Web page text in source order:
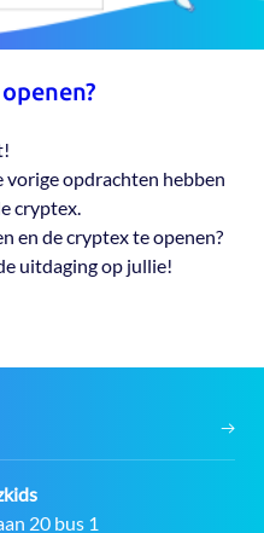
opdrachten hebben
cryptex.
en de cryptex te openen?
uitdaging op jullie!
20 bus 1